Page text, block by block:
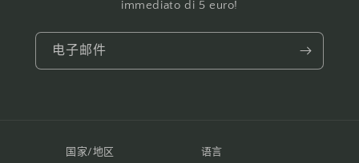
immediato di 5 euro!
电子邮件
国家/地区 语言